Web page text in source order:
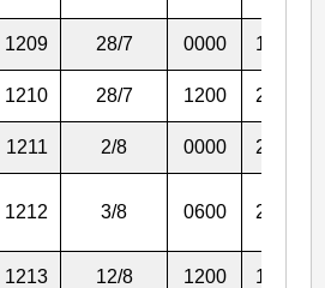
1209 28/7 0000 13.9
1210 28/7 1200 25.9
1211 2/8 0000 23.2
1212 3/8 0600 24.0
1213 12/8 1200 16.8